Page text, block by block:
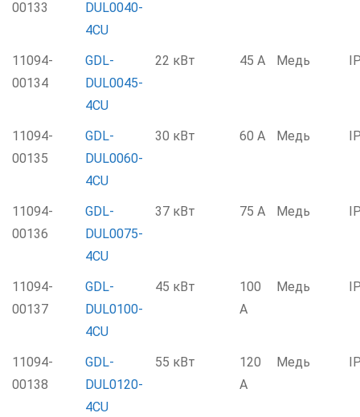
00133
DUL0040-
4CU
11094-
00134
GDL-
DUL0045-
4CU
22 кВт 45 А Медь
11094-
00135
GDL-
DUL0060-
4CU
30 кВт 60 А Медь
11094-
00136
GDL-
DUL0075-
4CU
37 кВт 75 А Медь
11094-
00137
GDL-
DUL0100-
4CU
45 кВт
100
А
Медь
11094-
00138
GDL-
DUL0120-
4CU
55 кВт
120
А
Медь